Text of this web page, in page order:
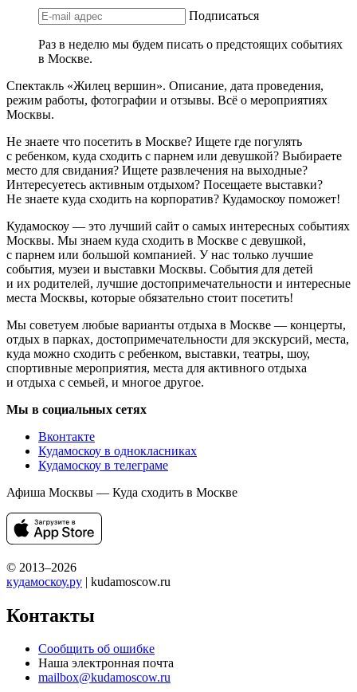
Подписаться
Раз в неделю мы будем писать о предстоящих событиях
в Москве.
Спектакль «Жилец вершин». Описание, дата проведения,
режим работы, фотографии и отзывы. Всё о мероприятиях
Москвы.
Не знаете что посетить в Москве? Ищете где погулять
с ребенком, куда сходить с парнем или девушкой? Выбираете
место для свидания? Ищете развлечения на выходные?
Интересуетесь активным отдыхом? Посещаете выставки?
Не знаете куда сходить на корпоратив? Кудамоскоу поможет!
Кудамоскоу — это лучший сайт о самых интересных событиях
Москвы. Мы знаем куда сходить в Москве с девушкой,
с парнем или большой компанией. У нас только лучшие
события, музеи и выставки Москвы. События для детей
и их родителей, лучшие достопримечательности и интересные
места Москвы, которые обязательно стоит посетить!
Мы советуем любые варианты отдыха в Москве — концерты,
отдых в парках, достопримечательности для экскурсий, места,
куда можно сходить с ребенком, выставки, театры, шоу,
спортивные мероприятия, места для активного отдыха
и отдыха с семьей, и многое другое.
Мы в социальных сетях
Вконтакте
Кудамоскоу в однокласниках
Кудамоскоу в телеграме
Афиша Москвы — Куда сходить в Москве
© 2013–2026
кудамоскоу.ру | kudamoscow.ru
Контакты
Сообщить об ошибке
Наша электронная почта
mailbox@kudamoscow.ru